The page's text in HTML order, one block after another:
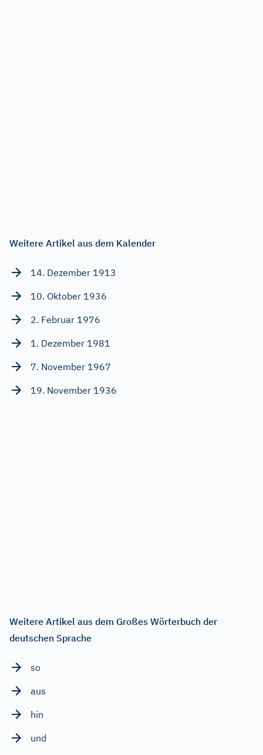
Weitere Artikel aus dem Kalender
14. Dezember 1913
10. Oktober 1936
2. Februar 1976
1. Dezember 1981
7. November 1967
19. November 1936
Weitere Artikel aus dem Großes Wörterbuch der
deutschen Sprache
so
aus
hin
und